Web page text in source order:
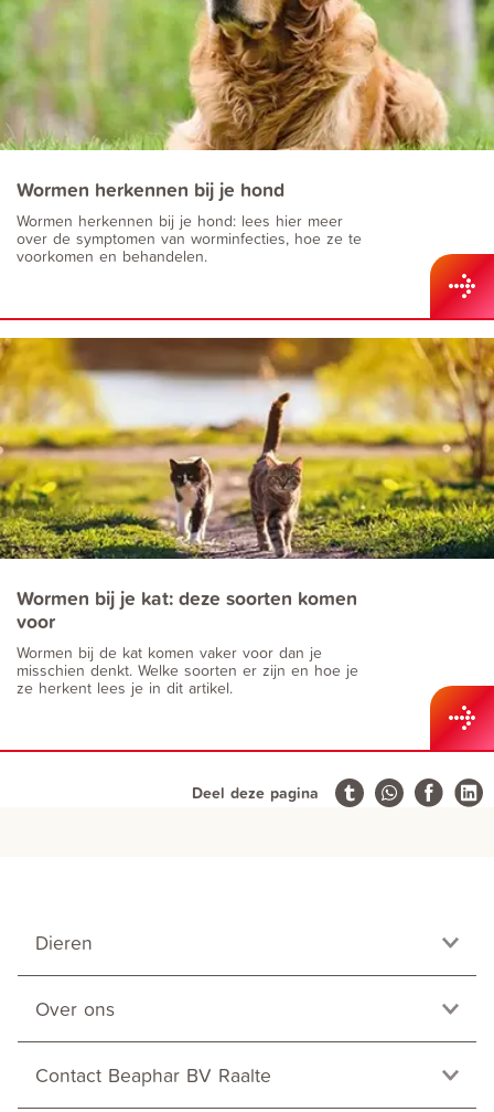
Wormen herkennen bij je hond
Wormen herkennen bij je hond: lees hier meer
over de symptomen van worminfecties, hoe ze te
voorkomen en behandelen.
Wormen bij je kat: deze soorten komen
voor
Wormen bij de kat komen vaker voor dan je
misschien denkt. Welke soorten er zijn en hoe je
ze herkent lees je in dit artikel.
Deel deze pagina
Dieren
Over ons
Contact Beaphar BV Raalte